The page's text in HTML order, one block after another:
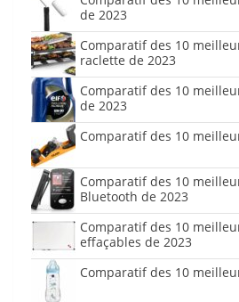
de 2023
Comparatif des 10
raclette de 2023
Comparatif des 10
de 2023
Comparatif des 10
Comparatif des 10
Bluetooth de 2023
Comparatif des 10
effaçables de 2023
Comparatif des 10